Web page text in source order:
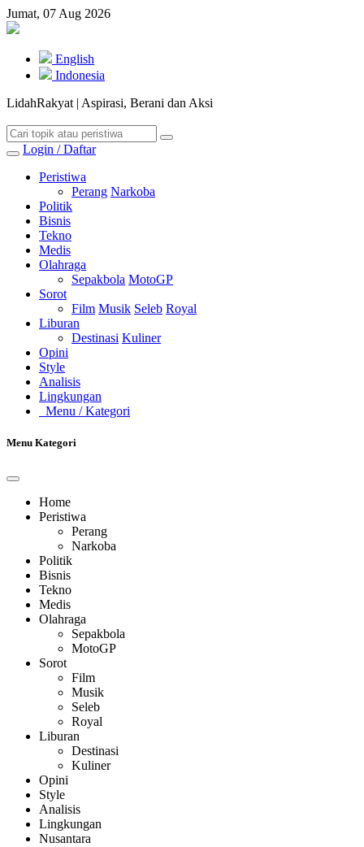
Jumat, 07 Aug 2026
English
Indonesia
LidahRakyat | Aspirasi, Berani dan Aksi
Login / Daftar
Peristiwa
Perang Narkoba
Politik
Bisnis
Tekno
Medis
Olahraga
Sepakbola MotoGP
Sorot
Film Musik Seleb Royal
Liburan
Destinasi Kuliner
Opini
Style
Analisis
Lingkungan
Menu / Kategori
Menu Kategori
Home
Peristiwa
Perang
Narkoba
Politik
Bisnis
Tekno
Medis
Olahraga
Sepakbola
MotoGP
Sorot
Film
Musik
Seleb
Royal
Liburan
Destinasi
Kuliner
Opini
Style
Analisis
Lingkungan
Nusantara